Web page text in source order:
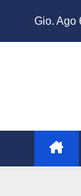
Gio. Ago